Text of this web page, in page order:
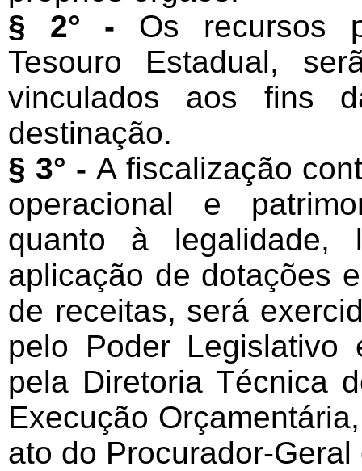
§ 2° - Os recursos
Tesouro Estadual,
vinculados aos fins
destinação.
§ 3° - A fiscalização
operacional e
quanto à legalidade,
aplicação de dotações
de receitas, será
pelo Poder Legislativo
pela Diretoria Técnica
Execução
ato do Procurador-